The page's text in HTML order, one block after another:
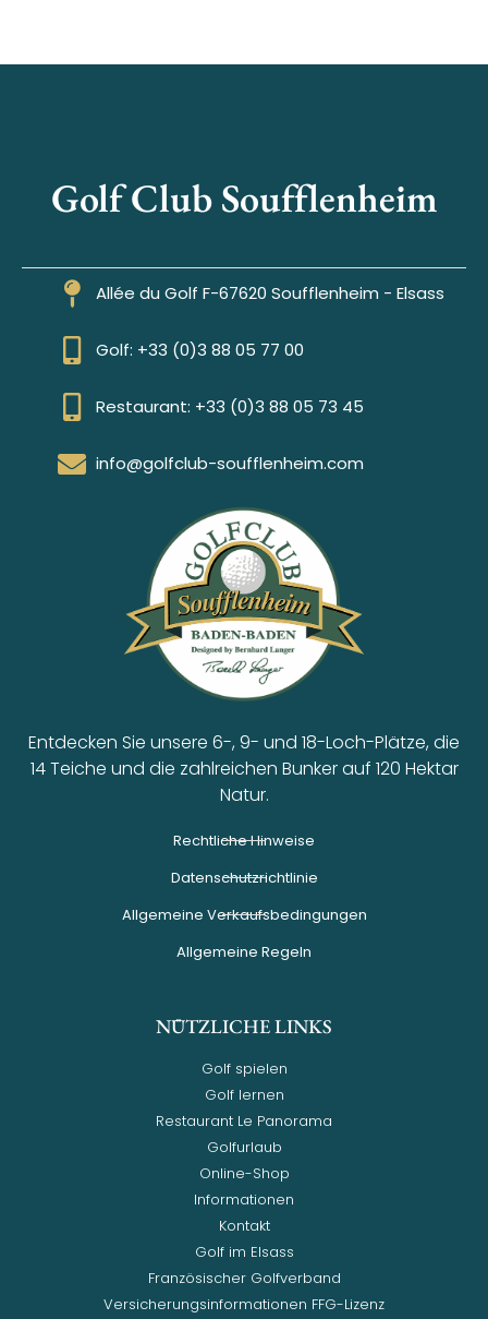
Golf Club Soufflenheim
Allée du Golf F-67620 Soufflenheim - Elsass
Golf: +33 (0)3 88 05 77 00
Restaurant: +33 (0)3 88 05 73 45
info@golfclub-soufflenheim.com
Entdecken Sie unsere 6-, 9- und 18-Loch-Plätze, die
14 Teiche und die zahlreichen Bunker auf 120 Hektar
Natur.
Rechtliche Hinweise
Datenschutzrichtlinie
Allgemeine Verkaufsbedingungen
Allgemeine Regeln
NÜTZLICHE LINKS
Golf spielen
Golf lernen
Restaurant Le Panorama
Golfurlaub
Online-Shop
Informationen
Kontakt
Golf im Elsass
Französischer Golfverband
Versicherungsinformationen FFG-Lizenz